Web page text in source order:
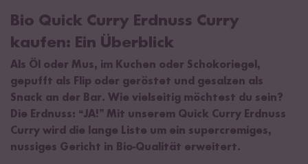
Bio Quick Curry Erdnuss Curry
kaufen: Ein Überblick
Als Öl oder Mus, im Kuchen oder Schokoriegel,
gepufft als Flip oder geröstet und gesalzen als
Snack an der Bar. Wie vielseitig möchtest du sein?
Die Erdnuss: “JA!” Mit unserem Quick Curry Erdnuss
Curry wird die lange Liste um ein supercremiges,
nussiges Gericht in Bio-Qualität erweitert.